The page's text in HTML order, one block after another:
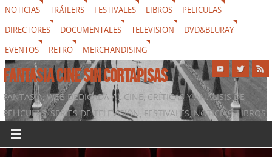
NOTICIAS TRÁILERS FESTIVALES LIBROS
PELICULAS
DIRECTORES
DOCUMENTALES TELEVISION
DVD&BLURAY
EVENTOS
RETRO MERCHANDISING
FANTASIA CINE SIN CORTAPISAS
FANTASIA, WEB DEDICADA AL CINE, CRÍTICAS Y ANÁLISIS DE
PELÍCULAS, SERIES DE TELEVISIÓN, FESTIVALES, NOTICIAS, LIBROS,
DVD & BLURAY, MERCHANDISING Y TODO LO QUE RODEA AL
SÉPTIMO ARTE